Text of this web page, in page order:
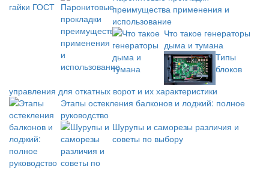
преимущества применения и
использование
Что такое генераторы
дыма и тумана
Типы
блоков
управления для откатных ворот и их характеристики
Этапы остекления балконов и лоджий: полное
руководство
Шурупы и саморезы различия и
советы по выбору